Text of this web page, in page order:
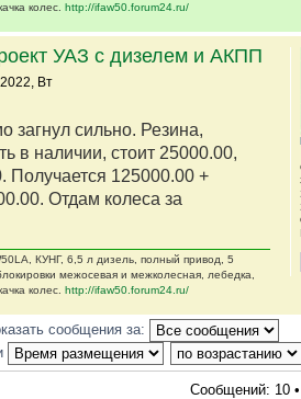
колес. http://ifaw50.forum24.ru/
УАЗ с дизелем и АКПП
Вт
загнул сильно. Резина,
в наличии, стоит 25000.00,
Получается 125000.00 +
Отдам колеса за
КУНГ, 6,5 л дизель, полный привод, 5
межосевая и межколесная, лебедка,
колес. http://ifaw50.forum24.ru/
сообщения за:
Сообщений: 10